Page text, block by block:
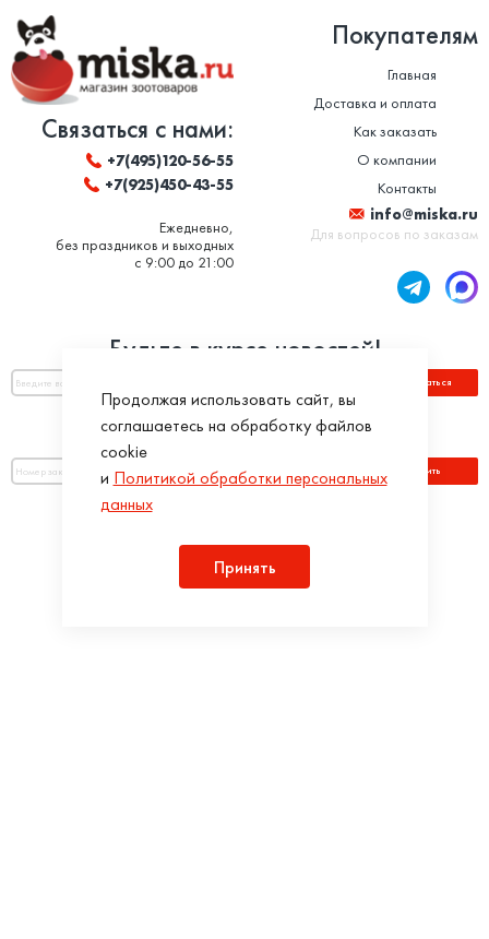
Связаться с нами:
+7(495)120-56-55
+7(925)450-43-55
Ежедневно,
без праздников и выходных
с 9:00 до 21:00
Покупателям
Главная
Доставка и оплата
Как заказать
О компании
Контакты
info@miska.ru
Для вопросов по заказам
Будьте в курсе новостей!
Подписаться
Оплатить по номеру заказа:
Оплатить
Продолжая использовать сайт, вы
соглашаетесь на обработку файлов
cookie
и Политикой обработки персональных
данных
Принять